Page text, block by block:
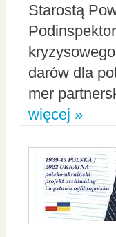
Starostą
darów dla
mer
więcej »